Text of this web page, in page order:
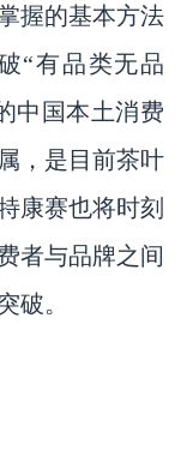
握的基本方法
“有品类无品
中国本土消费
，是目前茶叶
康赛也将时刻
者与品牌之间
破。